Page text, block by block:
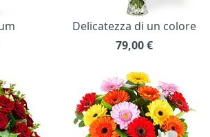
Delicatezza di un colore
79,00€